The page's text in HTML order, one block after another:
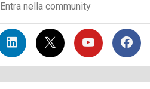
Entra nella community